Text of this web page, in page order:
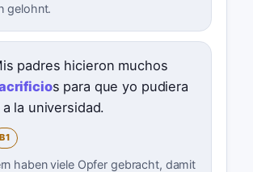
gelohnt.
padres hicieron muchos
s para que yo pudiera
a la universidad.
B1
haben viele Opfer gebracht, damit